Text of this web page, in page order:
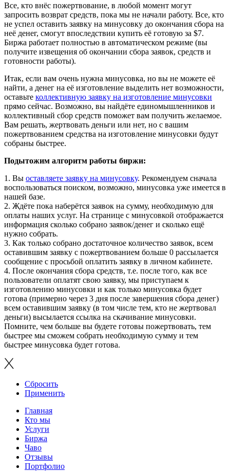
Все, кто внёс пожертвование, в любой момент могут
запросить возврат средств, пока мы не начали работу. Все, кто
не успел оставить заявку на минусовку до окончания сбора на
неё денег, смогут впоследствии купить её готовую за $7.
Биржа работает полностью в автоматическом режиме (вы
получите извещения об окончании сбора заявок, средств и
готовности работы).
Итак, если вам очень нужна минусовка, но вы не можете её
найти, а денег на её изготовление выделить нет возможности,
оставьте коллективную заявку на изготовление минусовки
прямо сейчас. Возможно, вы найдёте единомышленников и
коллективный сбор средств поможет вам получить желаемое.
Вам решать, жертвовать деньги или нет, но с вашим
пожертвованием средства на изготовление минусовки будут
собраны быстрее.
Подытожим алгоритм работы биржи:
1. Вы оставляете заявку на минусовку. Рекомендуем сначала
воспользоваться поиском, возможно, минусовка уже имеется в
нашей базе.
2. Ждёте пока наберётся заявок на сумму, необходимую для
оплаты наших услуг. На странице с минусовкой отображается
информация сколько собрано заявок/денег и сколько ещё
нужно собрать.
3. Как только собрано достаточное количество заявок, всем
оставившим заявку с пожертвованием больше 0 рассылается
сообщение с просьбой оплатить заявку в личном кабинете.
4. После окончания сбора средств, т.е. после того, как все
пользователи оплатят свою заявку, мы приступаем к
изготовлению минусовки и как только минусовка будет
готова (примерно через 3 дня после завершения сбора денег)
всем оставившим заявку (в том числе тем, кто не жертвовал
деньги) высылается ссылка на скачивание минусовки.
Помните, чем больше вы будете готовы пожертвовать, тем
быстрее мы сможем собрать необходимую сумму и тем
быстрее минусовка будет готова.
Сбросить
Применить
Главная
Кто мы
Услуги
Биржа
Чаво
Отзывы
Портфолио